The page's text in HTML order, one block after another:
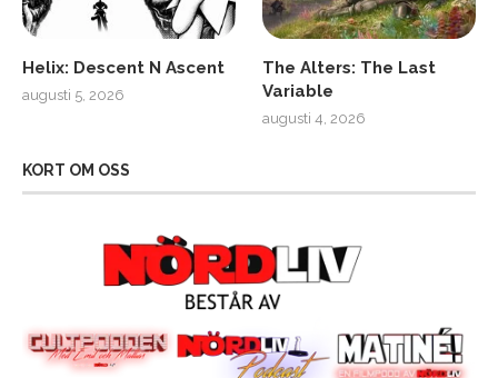
Helix: Descent N Ascent
augusti 5, 2026
The Alters: The Last
Variable
augusti 4, 2026
KORT OM OSS